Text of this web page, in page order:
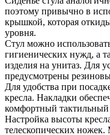
поэтому привычно в
крышкой, которая
уровня.
Стул можно
гигиенических нужд, а
изделия на унитаз. Для
предусмотрены
Для удобства при
кресла. Накладки
комфортный тактильный
Настройка высоты
телескопических